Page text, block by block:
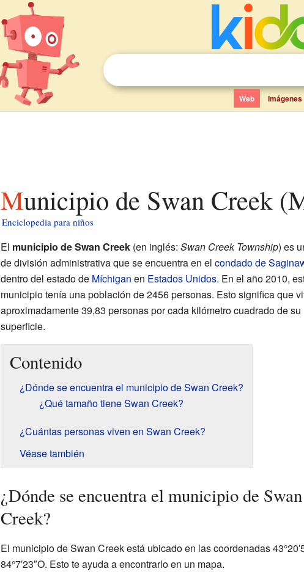
Web Imágenes
Municipio de Swan Creek
Enciclopedia para niños
El municipio de Swan Creek(en inglés: Swan Creek Township) es
de división administrativa que se encuentra en el condado de
dentro del estado de Míchigan en Estados Unidos. En el año 2010,
municipio tenía una población de 2456 personas. Esto significa que
aproximadamente 39,83 personas por cada kilómetro cuadrado de su
superficie.
Contenido
¿Dónde se encuentra el municipio de Swan Creek?
¿Qué tamaño tiene Swan Creek?
¿Cuántas personas viven en Swan Creek?
Véase también
¿Dónde se encuentra el municipio de Swan
Creek?
El municipio de Swan Creek está ubicado en las coordenadas
84°7′23″O. Esto te ayuda a encontrarlo en un mapa.